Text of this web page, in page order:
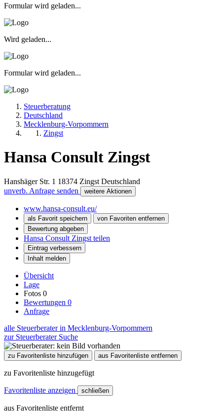
Formular wird geladen...
Wird geladen...
Formular wird geladen...
Steuerberatung
Deutschland
Mecklenburg-Vorpommern
Zingst
Hansa Consult Zingst
Hanshäger Str. 1 18374 Zingst Deutschland
unverb. Anfrage senden
weitere Aktionen
www.hansa-consult.eu/
als Favorit speichern
von Favoriten entfernen
Bewertung abgeben
Hansa Consult Zingst teilen
Eintrag verbessern
Inhalt melden
Übersicht
Lage
Fotos 0
Bewertungen 0
Anfrage
alle Steuerberater in Mecklenburg-Vorpommern
zur Steuerberater Suche
zu Favoritenliste hinzufügen aus Favoritenliste entfernen
zu Favoritenliste hinzugefügt
Favoritenliste anzeigen schließen
aus Favoritenliste entfernt